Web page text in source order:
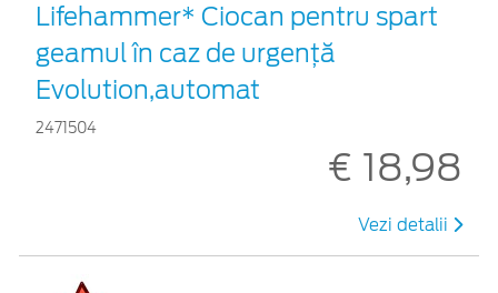
Lifehammer* Ciocan pentru spart
geamul în caz de urgenţă
Evolution,automat
2471504
€ 18,98
Vezi detalii